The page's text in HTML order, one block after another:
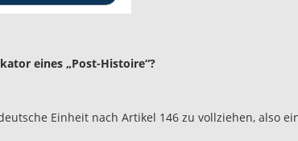
eines „Post-Histoire“?
Einheit nach Artikel 146 zu vollziehen, also